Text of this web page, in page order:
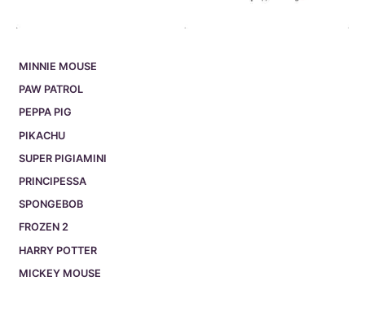
MINNIE MOUSE
PAW PATROL
PEPPA PIG
PIKACHU
SUPER PIGIAMINI
PRINCIPESSA
SPONGEBOB
FROZEN 2
HARRY POTTER
MICKEY MOUSE